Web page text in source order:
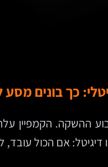
ההשקה. הקמפיין
דיגיטל: אם הכול